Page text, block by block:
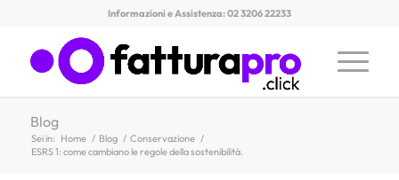
Informazioni e Assistenza: 02 3206 22233
Blog
Sei in: Home / Blog / Conservazione /
ESRS 1: come cambiano le regole della sostenibilità.